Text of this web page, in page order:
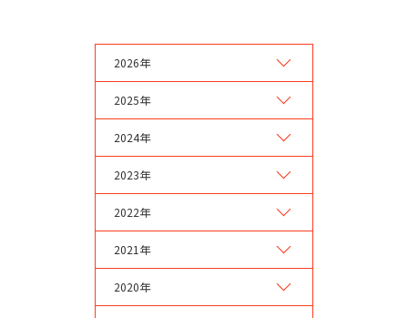
2026年
2025年
2024年
2023年
2022年
2021年
2020年